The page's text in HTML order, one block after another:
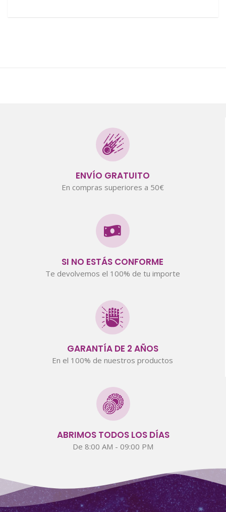
ENVÍO GRATUITO
En compras superiores a 50€
SI NO ESTÁS CONFORME
Te devolvemos el 100% de tu importe
GARANTÍA DE 2 AÑOS
En el 100% de nuestros productos
ABRIMOS TODOS LOS DÍAS
De 8:00 AM - 09:00 PM